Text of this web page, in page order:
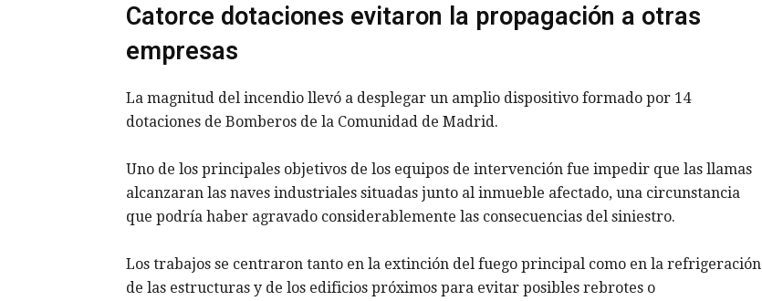
Catorce dotaciones evitaron la propagación a otras
empresas
La magnitud del incendio llevó a desplegar un amplio dispositivo formado por 14
dotaciones de Bomberos de la Comunidad de Madrid.
Uno de los principales objetivos de los equipos de intervención fue impedir que las llamas
alcanzaran las naves industriales situadas junto al inmueble afectado, una circunstancia
que podría haber agravado considerablemente las consecuencias del siniestro.
Los trabajos se centraron tanto en la extinción del fuego principal como en la refrigeración
de las estructuras y de los edificios próximos para evitar posibles rebrotes o